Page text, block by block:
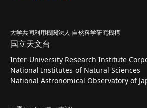
大学共同利用機関法人 自然科学研究機構
国立天文台
Inter-University Research Institute
National Institutes of Natural Sciences
National Astronomical Observatory of